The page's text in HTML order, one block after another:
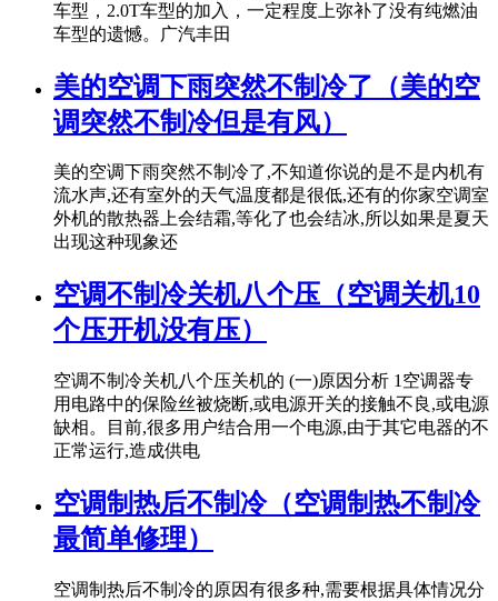
车型，2.0T车型的加入，一定程度上弥补了没有纯燃油
车型的遗憾。广汽丰田
美的空调下雨突然不制冷了（美的空
调突然不制冷但是有风）
美的空调下雨突然不制冷了,不知道你说的是不是内机有
流水声,还有室外的天气温度都是很低,还有的你家空调室
外机的散热器上会结霜,等化了也会结冰,所以如果是夏天
出现这种现象还
空调不制冷关机八个压（空调关机10
个压开机没有压）
空调不制冷关机八个压关机的 (一)原因分析 1空调器专
用电路中的保险丝被烧断,或电源开关的接触不良,或电源
缺相。目前,很多用户结合用一个电源,由于其它电器的不
正常运行,造成供电
空调制热后不制冷（空调制热不制冷
最简单修理）
空调制热后不制冷的原因有很多种,需要根据具体情况分